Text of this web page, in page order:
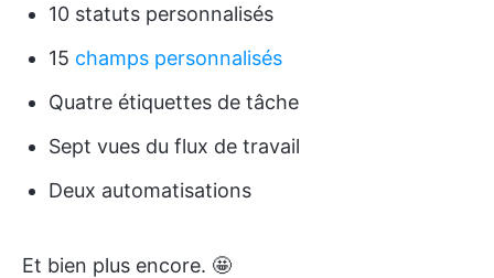
10 statuts personnalisés
15 champs personnalisés
Quatre étiquettes de tâche
Sept vues du flux de travail
Deux automatisations
Et bien plus encore. 🤩